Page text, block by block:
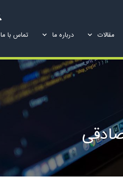
مقالات درباره ما تماس با ما